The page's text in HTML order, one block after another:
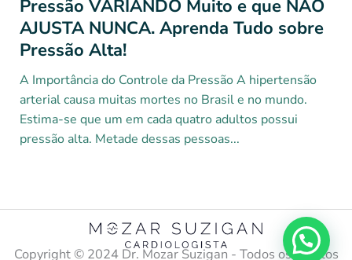
Pressão VARIANDO Muito e que NÃO
AJUSTA NUNCA. Aprenda Tudo sobre
Pressão Alta!
A Importância do Controle da Pressão A hipertensão
arterial causa muitas mortes no Brasil e no mundo.
Estima-se que um em cada quatro adultos possui
pressão alta. Metade dessas pessoas...
Copyright ©️ 2024 Dr. Mozar Suzigan - Todos os direitos